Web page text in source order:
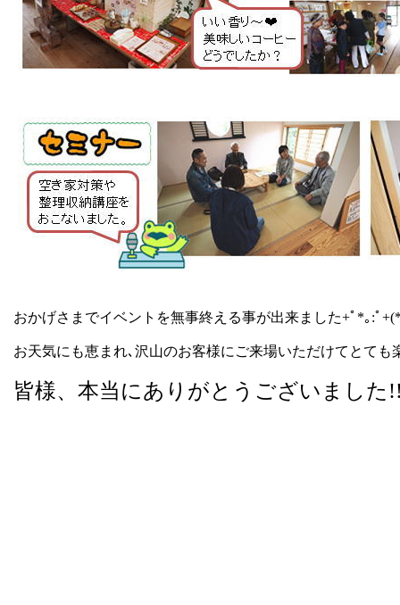
おかげさまでイベントを無事終える事が出来ました+ﾟ*｡:ﾟ
お天気にも恵まれ､沢山のお客様にご来場いただけてとても
皆様、本当にありがとうございました